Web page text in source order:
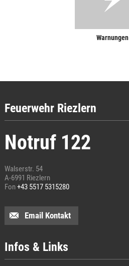
Warnungen
Feuerwehr Riezlern
Notruf 122
Walserstr. 54
A-6991 Riezlern
Fon+43 5517 5315280
Email Kontakt
Infos & Links